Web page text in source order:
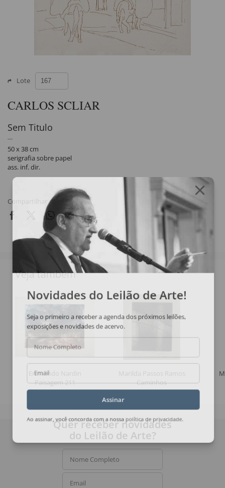
Lote
CARLOS SCLIAR
Sem Titulo
50 x 38 cm
serigrafia sobre papel
ass. inf. dir.
Compartilhar
Veja também
Ermelindo Nardin
Paisagem 211
Marilda Passos Ramos
Caminhos
Novidades do Leilão de Arte!
Seja o primeiro a receber a agenda dos próximos leilões,
exposições e novidades de acervo.
Nome Completo
Email
Assinar
Ao assinar, você concorda com a nossapolítica de privacidade
Quer receber novidades
do Leilão de Arte?
Nome Completo
Email